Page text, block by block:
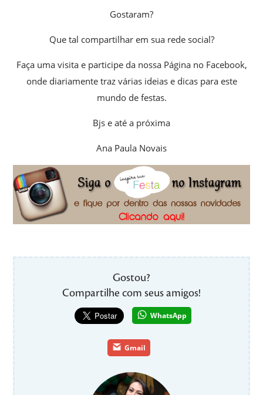
Gostaram?
Que tal compartilhar em sua rede social?
Faça uma visita e participe da nossa Página no Facebook,
onde diariamente traz várias ideias e dicas para este
mundo de festas.
Bjs e até a próxima
Ana Paula Novais
Gostou?
Compartilhe com seus amigos!
WhatsApp
Gmail